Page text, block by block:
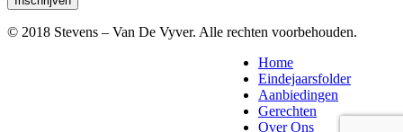
© 2018 Stevens – Van De Vyver. Alle rechten voorbehouden.
Home
Eindejaarsfolder
Aanbiedingen
Gerechten
Over Ons